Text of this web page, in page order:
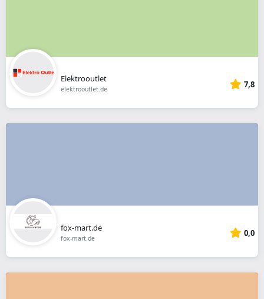
Elektrooutlet
elektrooutlet.de 7,8
fox-mart.de
fox-mart.de 0,0